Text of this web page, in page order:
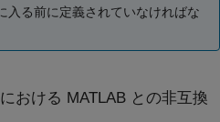
入る前に定義されていなければな
おける MATLAB との非互換